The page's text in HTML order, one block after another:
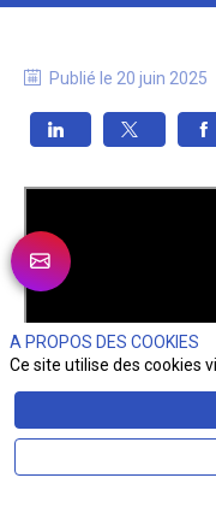
Publié le 20 juin 2025
A PROPOS DES COOKIES
Ce site utilise des cookies